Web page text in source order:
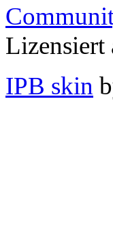
Lizensiert
IPB skin